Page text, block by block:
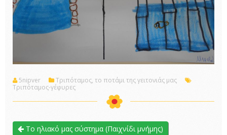
5nipver
Τριπόταμος, το ποτάμι της γειτονιάς μας
Τριπόταμος-γέφυρες
Το ηλιακό μας σύστημα (Παιχνίδι μνήμης)